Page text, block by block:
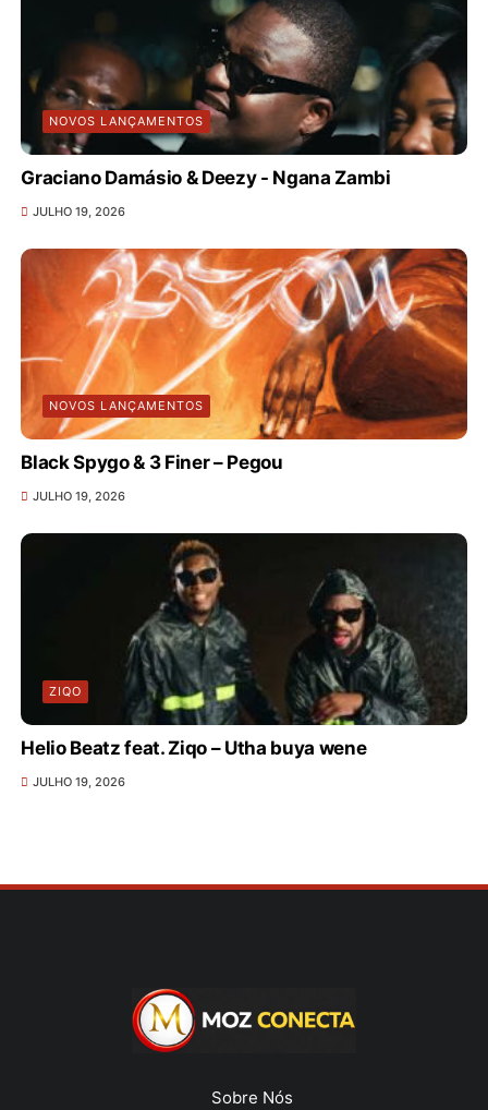
NOVOS LANÇAMENTOS
Graciano Damásio & Deezy - Ngana Zambi
JULHO 19, 2026
NOVOS LANÇAMENTOS
Black Spygo & 3 Finer – Pegou
JULHO 19, 2026
ZIQO
Helio Beatz feat. Ziqo – Utha buya wene
JULHO 19, 2026
Sobre Nós